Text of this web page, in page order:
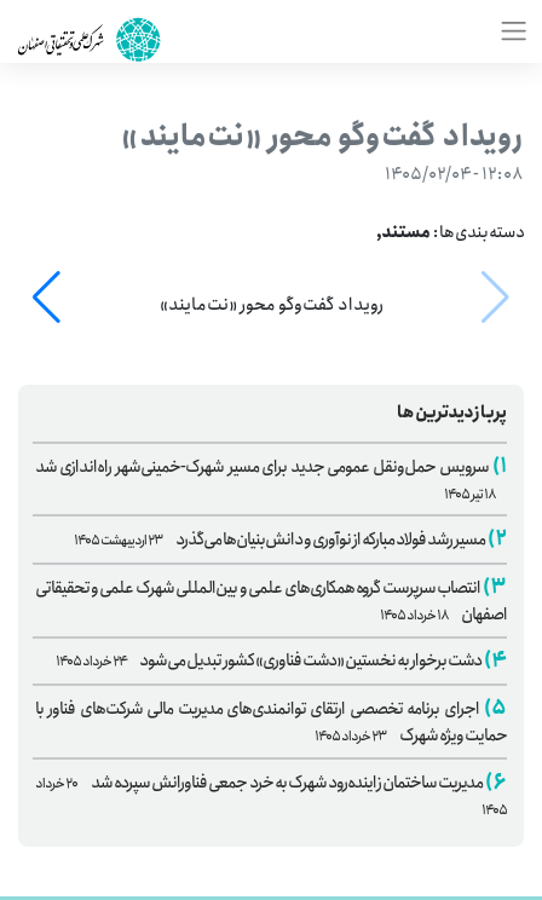
رویداد گفت‌وگو محور «نت‌مایند»
۱۲:۰۸ - ۱۴۰۵/۰۲/۰۴
دسته‌بندی‌ها:مستند,
رویداد گفت‌وگو محور «نت‌مایند»
پربازدیدترین‌ها
۱) سرویس حمل‌ونقل عمومی جدید برای مسیر شهرک-خمینی‌شهر راه‌اندازی شد
۱۸ تیر ۱۴۰۵
۲) مسیر رشد فولاد مبارکه از نوآوری و دانش‌بنیان‌ها می‌گذرد ۲۳ اردیبهشت ۱۴۰۵
۳) انتصاب سرپرست گروه همکاری‌های علمی و بین‌المللی شهرک علمی و تحقیقاتی
اصفهان
۱۸ خرداد ۱۴۰۵
۴) دشت برخوار به نخستین «دشت فناوری» کشور تبدیل می‌شود ۲۴ خرداد ۱۴۰۵
۵) اجرای برنامه تخصصی ارتقای توانمندی‌های مدیریت مالی شرکت‌های فناور با
حمایت ویژه شهرک
۲۳ خرداد ۱۴۰۵
۶) مدیریت ساختمان زاینده‌رود شهرک به خرد جمعی فناورانش سپرده شد
۲۰ خرداد
۱۴۰۵